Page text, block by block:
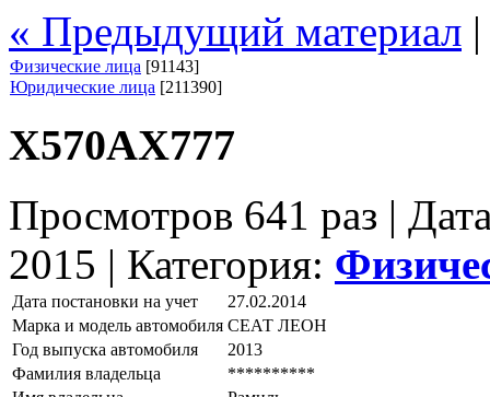
« Предыдущий материал
Физические лица [91143]
Юридические лица [211390]
Х570АХ777
Просмотров 641 раз |
2015 | Категория:
Дата постановки на учет
27.02.2014
Марка и модель автомобиля СЕАТ ЛЕОН
Год выпуска автомобиля
2013
Фамилия владельца
**********